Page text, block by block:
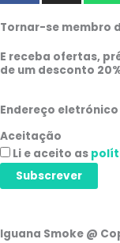
Tornar-se membro
E receba ofertas,
de um desconto
Endereço eletrónico
Aceitação
Li e aceito as
Subscrever
Iguana Smoke @